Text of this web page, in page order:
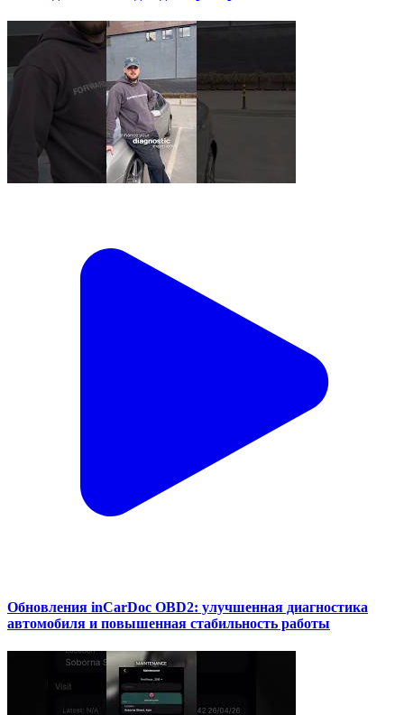
Обновления inCarDoc OBD2: улучшенная диагностика
автомобиля и повышенная стабильность работы